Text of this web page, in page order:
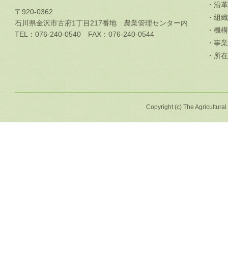
〒920-0362
石川県金沢市古府1丁目217番地 農業管理センター内
TEL：076-240-0540 FAX：076-240-0544
・沿革
・組
・機
・事
・所
Copyright (c) The